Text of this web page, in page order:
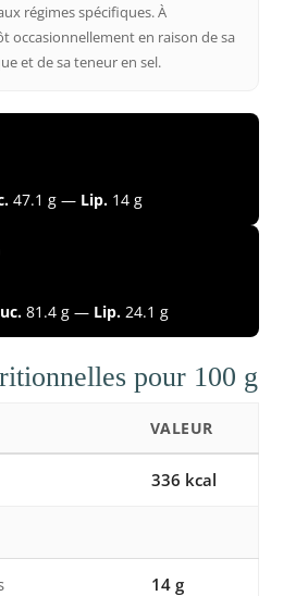
régimes spécifiques. À
occasionnellement en raison de sa
et de sa teneur en sel.
47.1 g — Lip.14 g
81.4 g — Lip.24.1 g
pour 100 g
VALEUR
336 kcal
14 g